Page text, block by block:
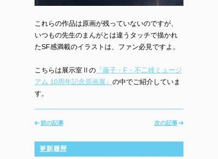
これらの作品は原画が残っていないのですが、
いつもの先生のまんがとは違うタッチで描かれ
たSF感満載のイラストは、ファン必見ですよ。
こちらは展示室Ⅱの 『藤子・F・不二雄ミュージ
アム 10周年記念原画展』 の中でご紹介していま
す。
次の記事
前の記事
更新履歴